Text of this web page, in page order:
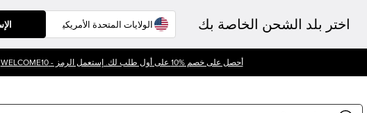
اختر بلد الشحن الخاصة بك
أحصل على خصم %10 على أول طلب لك. إستعمل الرمز - WELCOME10